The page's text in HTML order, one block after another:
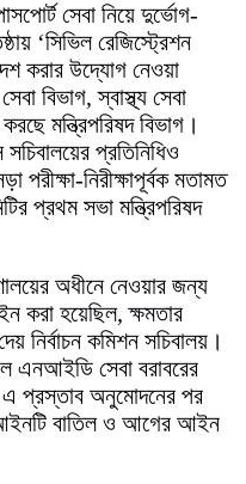
সেবা নিয়ে দুর্ভোগ-
‘সিভিল রেজিস্ট্রেশন
করার উদ্যোগ নেওয়া
বিভাগ, স্বাস্থ্য সেবা
মন্ত্রিপরিষদ বিভাগ।
প্রতিনিধিও
নিরীক্ষাপূর্বক মতামত
প্রথম সভা মন্ত্রিপরিষদ
অধীনে নেওয়ার জন্য
করা হয়েছিল, ক্ষমতার
নির্বাচন কমিশন সচিবালয়।
এনআইডি সেবা বরাবরের
এ প্রস্তাব অনুমোদনের পর
বাতিল ও আগের আইন